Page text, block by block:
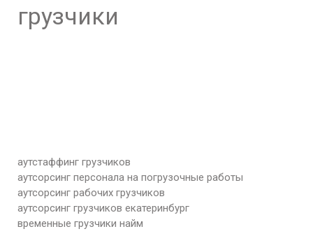
грузчики
аутстаффинг грузчиков
аутсорсинг персонала на погрузочные работы
аутсорсинг рабочих грузчиков
аутсорсинг грузчиков екатеринбург
временные грузчики найм